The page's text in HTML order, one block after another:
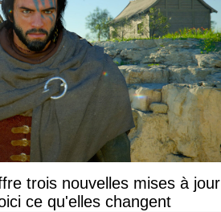
trois nouvelles mises à jour
ce qu'elles changent